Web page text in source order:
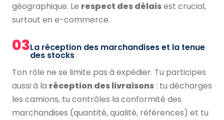
géographique. Le respect des délaisest crucial,
surtout en e-commerce.
03La réception des marchandises et la tenue
des stocks
Ton rôle ne se limite pas à expédier. Tu participes
aussi à la réception des livraisons : tu décharges
les camions, tu contrôles la conformité des
marchandises (quantité, qualité, références) et tu